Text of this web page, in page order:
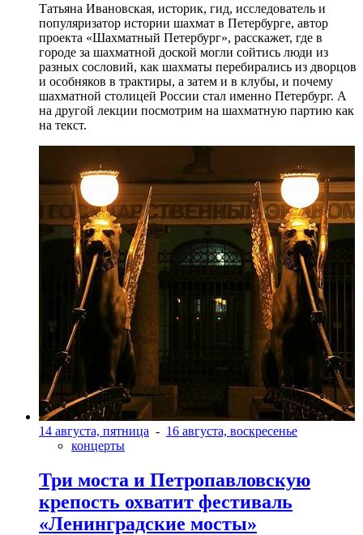
Татьяна Ивановская, историк, гид, исследователь и
популяризатор истории шахмат в Петербурге, автор
проекта «Шахматный Петербург», расскажет, где в
городе за шахматной доской могли сойтись люди из
разных сословий, как шахматы перебирались из дворцов
и особняков в трактиры, а затем и в клубы, и почему
шахматной столицей России стал именно Петербург. А
на другой лекции посмотрим на шахматную партию как
на текст.
14 августа, пятница - 16 августа, воскресенье
концерты
Три моста и Петропавловскую
крепость охватит фестиваль
«Ленинградские мосты»